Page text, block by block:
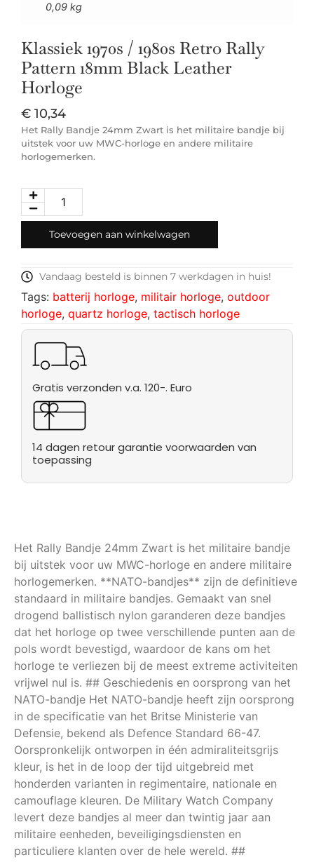
0,09 kg
Klassiek 1970s / 1980s Retro Rally
Pattern 18mm Black Leather
Horloge
€ 10,34
Het Rally Bandje 24mm Zwart is het militaire bandje bij
uitstek voor uw MWC-horloge en andere militaire
horlogemerken.
Toevoegen aan winkelwagen
Vandaag besteld is binnen 7 werkdagen in huis!
Tags: batterij horloge, militair horloge, outdoor
horloge, quartz horloge, tactisch horloge
Gratis verzonden v.a. 120-. Euro
14 dagen retour garantie voorwaarden van
toepassing
Het Rally Bandje 24mm Zwart is het militaire bandje
bij uitstek voor uw MWC-horloge en andere militaire
horlogemerken. **NATO-bandjes** zijn de definitieve
standaard in militaire bandjes. Gemaakt van snel
drogend ballistisch nylon garanderen deze bandjes
dat het horloge op twee verschillende punten aan de
pols wordt bevestigd, waardoor de kans om het
horloge te verliezen bij de meest extreme activiteiten
vrijwel nul is. ## Geschiedenis en oorsprong van het
NATO-bandje Het NATO-bandje heeft zijn oorsprong
in de specificatie van het Britse Ministerie van
Defensie, bekend als Defence Standard 66-47.
Oorspronkelijk ontworpen in één admiraliteitsgrijs
kleur, is het in de loop der tijd uitgebreid met
honderden varianten in regimentaire, nationale en
camouflage kleuren. De Military Watch Company
levert deze bandjes al meer dan twintig jaar aan
militaire eenheden, beveiligingsdiensten en
particuliere klanten over de hele wereld. ##